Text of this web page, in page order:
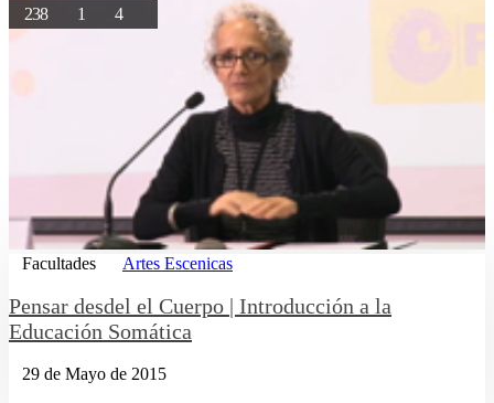
238 1 4
Facultades Artes Escenicas
Pensar desdel el Cuerpo | Introducción a la
Educación Somática
29 de Mayo de 2015